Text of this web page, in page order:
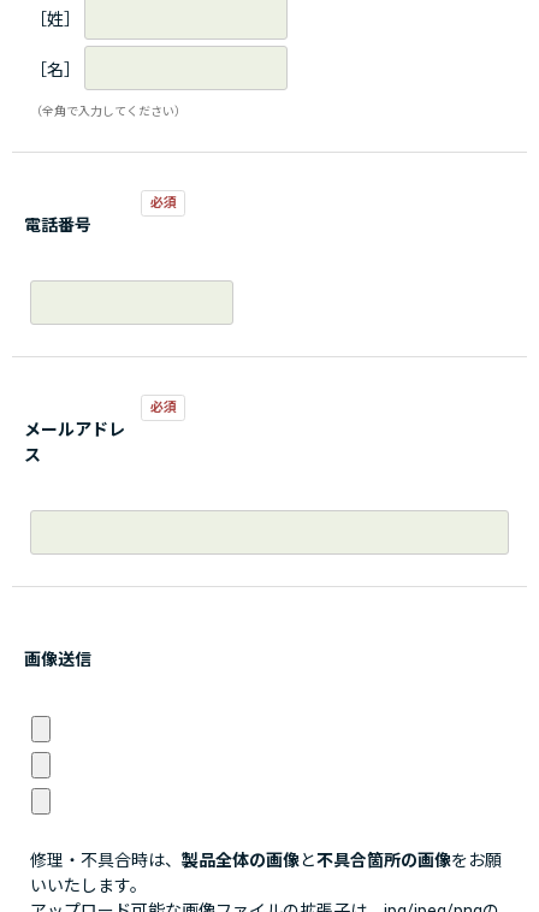
［姓］
［名］
（全角で入力してください）
電話番号
メールアドレ
ス
画像送信
修理・不具合時は、 製品全体の画像と不具合箇所の画像をお願
いいたします。